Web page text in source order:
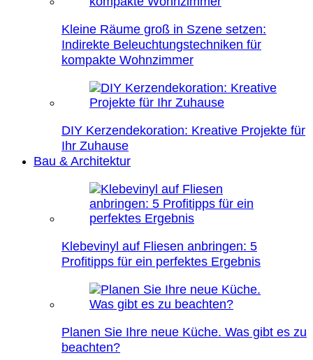
Kleine Räume groß in Szene setzen:
Indirekte Beleuchtungstechniken für
kompakte Wohnzimmer
DIY Kerzendekoration: Kreative Projekte für
Ihr Zuhause
Bau & Architektur
Klebevinyl auf Fliesen anbringen: 5
Profitipps für ein perfektes Ergebnis
Planen Sie Ihre neue Küche. Was gibt es zu
beachten?